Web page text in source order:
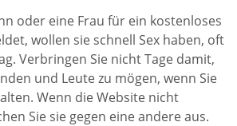
oder eine Frau für ein kostenloses
wollen sie schnell Sex haben, oft
Verbringen Sie nicht Tage damit,
und Leute zu mögen, wenn Sie
Wenn die Website nicht
Sie sie gegen eine andere aus.